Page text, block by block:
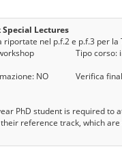
Special Lectures
riportate nel p.f.2 e p.f.3 per
Tipo corso:
NO Verifica
PhD student is required to
reference track, which